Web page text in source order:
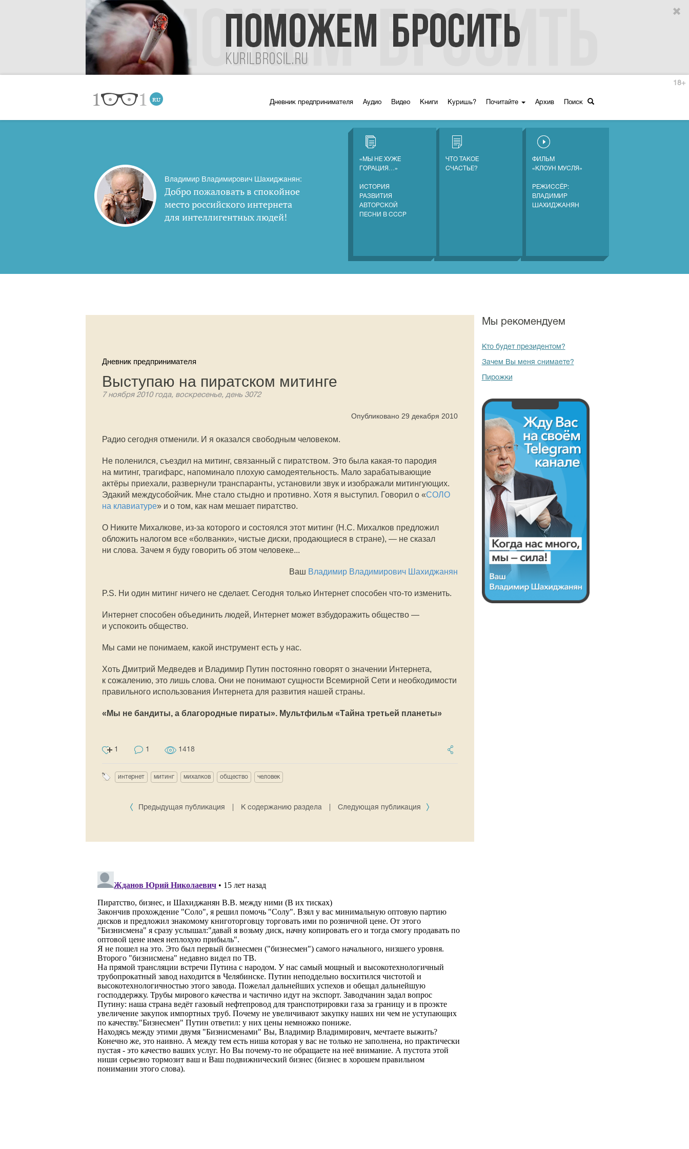
Дневник предпринимателя Аудио Видео Книги Куришь? Почитайте Архив Поиск
18+
Владимир Владимирович Шахиджанян:
Добро пожаловать в спокойное
место российского интернета
для интеллигентных людей!
«МЫ НЕ ХУЖЕ
ГОРАЦИЯ…»
ИСТОРИЯ
РАЗВИТИЯ
АВТОРСКОЙ
ПЕСНИ В СССР
ЧТО ТАКОЕ
СЧАСТЬЕ?
ФИЛЬМ
«КЛОУН МУСЛЯ»
РЕЖИССЁР:
ВЛАДИМИР
ШАХИДЖАНЯН
Дневник предпринимателя
Выступаю на пиратском митинге
7 ноября 2010 года, воскресенье, день 3072
Опубликовано 29 декабря 2010
Радио сегодня отменили. И я оказался свободным человеком.
Не поленился, съездил на митинг, связанный с пиратством. Это была какая-то пародия
на митинг, трагифарс, напоминало плохую самодеятельность. Мало зарабатывающие
актёры приехали, развернули транспаранты, установили звук и изображали митингующих.
Эдакий междусобойчик. Мне стало стыдно и противно. Хотя я выступил. Говорил о «СОЛО
на клавиатуре» и о том, как нам мешает пиратство.
О Никите Михалкове, из-за которого и состоялся этот митинг (Н.С. Михалков предложил
обложить налогом все «болванки», чистые диски, продающиеся в стране), — не сказал
ни слова. Зачем я буду говорить об этом человеке...
Ваш Владимир Владимирович Шахиджанян
P.S. Ни один митинг ничего не сделает. Сегодня только Интернет способен что-то изменить.
Интернет способен объединить людей, Интернет может взбудоражить общество —
и успокоить общество.
Мы сами не понимаем, какой инструмент есть у нас.
Хоть Дмитрий Медведев и Владимир Путин постоянно говорят о значении Интернета,
к сожалению, это лишь слова. Они не понимают сущности Всемирной Сети и необходимости
правильного использования Интернета для развития нашей страны.
«Мы не бандиты, а благородные пираты». Мультфильм «Тайна третьей планеты»
1 1 1418
интернет митинг михалков общество человек
Предыдущая публикация К содержанию раздела Следующая публикация
Мы рекомендуем
Кто будет президентом?
Зачем Вы меня снимаете?
Пирожки